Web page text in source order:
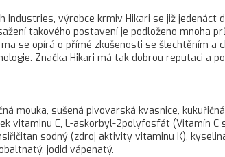
Industries, výrobce krmiv Hikari se již
takového postavení je podloženo mnoha
se opírá o přímé zkušenosti se šlechtěním
Značka Hikari má tak dobrou reputaci a
mouka, sušená pivovarská kvasnice,
vitaminu E, L-askorbyl-2polyfosfát (Vitamín
sodný (zdroj aktivity vitaminu K),
jodid vápenatý.